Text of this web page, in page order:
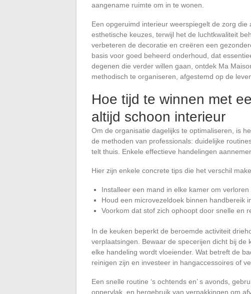
aangename ruimte om in te wonen.
Een opgeruimd interieur weerspiegelt de zorg
esthetische keuzes, terwijl het de luchtkwaliteit
verbeteren de decoratie en creëren een
basis voor goed beheerd onderhoud, dat
degenen die verder willen gaan, ontdek Ma
methodisch te organiseren, afgestemd op de
Hoe tijd te winnen met
altijd schoon interieur
Om de organisatie dagelijks te optimaliseren, is
de methoden van professionals: duidelijke
telt thuis. Enkele effectieve handelingen
Hier zijn enkele concrete tips die het verschil
Installeer een mand in elke kamer om
Houd een microvezeldoek binnen handbereik
Voorkom dat stof zich ophoopt door snelle en
In de keuken beperkt de beroemde activiteit
verplaatsingen. Bewaar de specerijen dicht bij
elke handeling wordt vloeiender. Wat betreft de
reinigen zijn en investeer in hangaccessoires of
Een snelle routine ‘s ochtends en’ s avonds,
oppervlak, en hergebruik van verpakkingen om